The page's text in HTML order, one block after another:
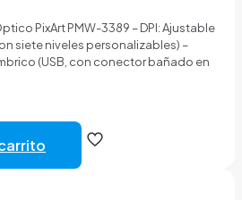
PixArt PMW-3389 – DPI: Ajustable
siete niveles personalizables) –
(USB, con conector bañado en